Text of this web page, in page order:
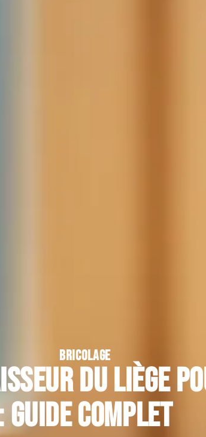
BRICOLAGE
du liège
guide complet